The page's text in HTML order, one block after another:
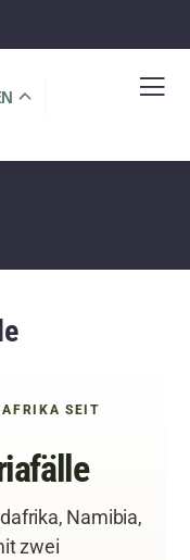
AFRIKA SEIT
Namibia,
zwei